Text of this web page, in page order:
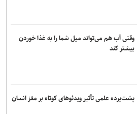
از هر نقطه دارای اینترنت با شماره ثابت
اجتماعی شکل گرفت
را با دولت هوشمند همراه می‌کنند
وقتی آب هم می‌تواند میل شما را به غذا خوردن
بیشتر کند
پشت‌پرده علمی تأثیر ویدئو‌های کوتاه بر مغز انسان